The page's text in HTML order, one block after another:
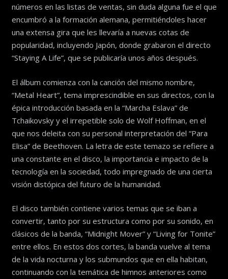
números en las listas de ventas, sin duda alguna fue el que
encumbró a la formación alemana, permitiéndoles hacer
una extensa gira que les llevaría a nuevas cotas de
popularidad, incluyendo Japón, donde grabaron el directo
“Staying A Life”, que se publicaría unos años después.
El álbum comienza con la canción del mismo nombre,
“Metal Heart”, tema imprescindible en sus directos, con la
épica introducción basada en la “Marcha Eslava” de
Tchaikovsky y el irrepetible solo de Wolf Hoffman, en el
que nos deleita con su personal interpretación del “Para
Elisa” de Beethoven. La letra de este temazo se refiere a
una constante en el disco, la importancia e impacto de la
tecnología en la sociedad, todo impregnado de una cierta
visión distópica del futuro de la humanidad.
El disco también contiene varios temas que se iban a
convertir, tanto por su estructura como por su sonido, en
clásicos de la banda, “Midnight Mover” y “Living for Tonite”
entre ellos. En estos dos cortes, la banda vuelve al tema
de la vida nocturna y los submundos que en ella habitan,
continuando con la temática de himnos anteriores como